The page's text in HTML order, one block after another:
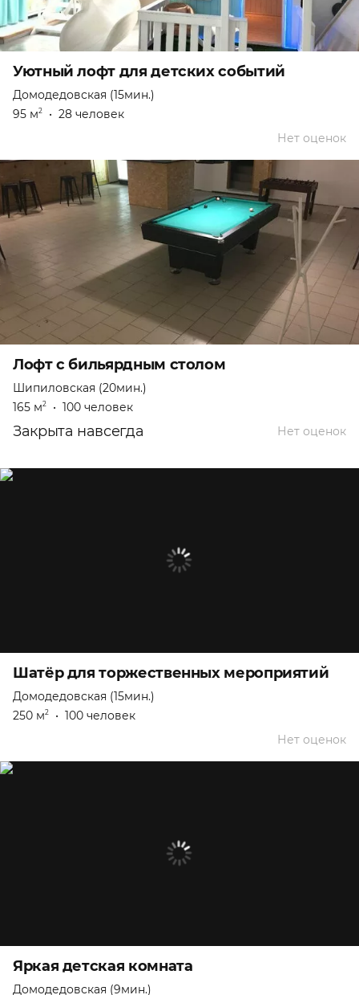
Уютный лофт для детских событий
Домодедовская (15мин.)
95 м2 • 28 человек
Нет оценок
Лофт с бильярдным столом
Шипиловская (20мин.)
165 м2 • 100 человек
Нет оценок
Закрыта навсегда
Шатёр для торжественных мероприятий
Домодедовская (15мин.)
250 м2 • 100 человек
Нет оценок
Яркая детская комната
Домодедовская (9мин.)